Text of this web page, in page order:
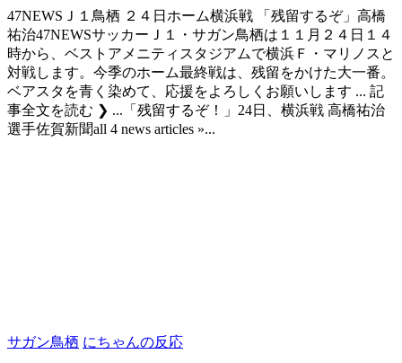
47NEWSＪ１鳥栖 ２４日ホーム横浜戦 「残留するぞ」高橋
祐治47NEWSサッカーＪ１・サガン鳥栖は１１月２４日１４
時から、ベストアメニティスタジアムで横浜Ｆ・マリノスと
対戦します。今季のホーム最終戦は、残留をかけた大一番。
ベアスタを青く染めて、応援をよろしくお願いします ... 記
事全文を読む ❯ ...「残留するぞ！」24日、横浜戦 高橋祐治
選手佐賀新聞all 4 news articles »...
サガン鳥栖 にちゃんの反応